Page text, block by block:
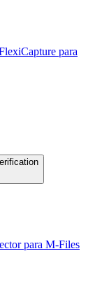
para
para M-Files